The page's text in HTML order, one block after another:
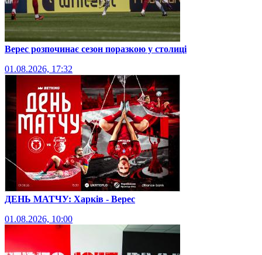
Верес розпочинає сезон поразкою у столиці
01.08.2026, 17:32
ДЕНЬ МАТЧУ: Харків - Верес
01.08.2026, 10:00